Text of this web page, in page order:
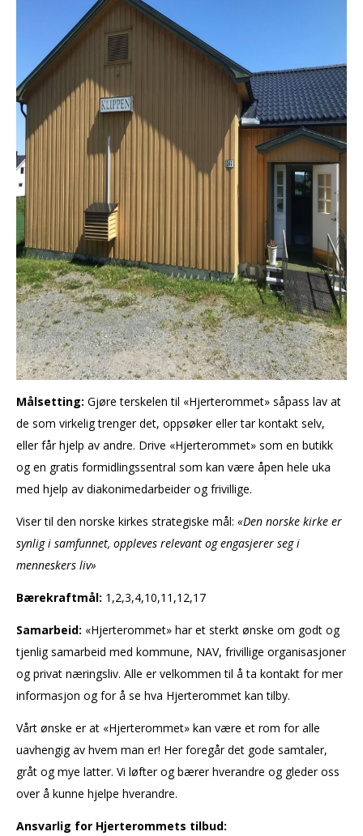
Målsetting: Gjøre terskelen til «Hjerterommet» såpass lav at
de som virkelig trenger det, oppsøker eller tar kontakt selv,
eller får hjelp av andre. Drive «Hjerterommet» som en butikk
og en gratis formidlingssentral som kan være åpen hele uka
med hjelp av diakonimedarbeider og frivillige.
Viser til den norske kirkes strategiske mål: «Den norske kirke er
synlig i samfunnet, oppleves relevant og engasjerer seg i
menneskers liv»
Bærekraftmål: 1,2,3,4,10,11,12,17
Samarbeid: «Hjerterommet» har et sterkt ønske om godt og
tjenlig samarbeid med kommune, NAV, frivillige organisasjoner
og privat næringsliv. Alle er velkommen til å ta kontakt for mer
informasjon og for å se hva Hjerterommet kan tilby.
Vårt ønske er at «Hjerterommet» kan være et rom for alle
uavhengig av hvem man er! Her foregår det gode samtaler,
gråt og mye latter. Vi løfter og bærer hverandre og gleder oss
over å kunne hjelpe hverandre.
Ansvarlig for Hjerterommets tilbud: